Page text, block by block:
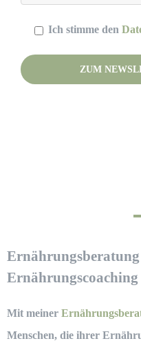
Ich stimme den
Please leave this field
Ernährungscoaching
Mit meiner
Menschen, die ihrer